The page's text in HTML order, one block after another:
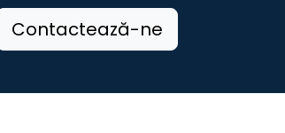
Contactează-ne